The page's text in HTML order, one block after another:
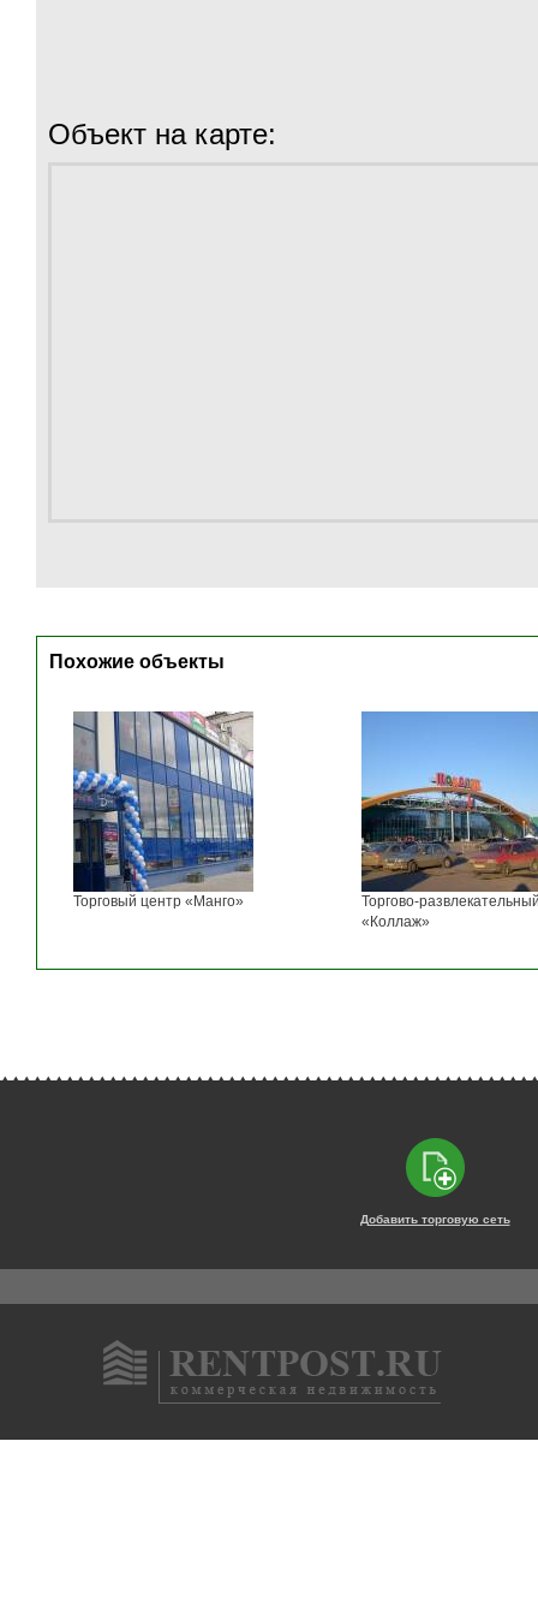
Объект на карте:
Похожие объекты
Торговый центр «Манго»
Торгово-
«Коллаж»
Добавить торговую сеть